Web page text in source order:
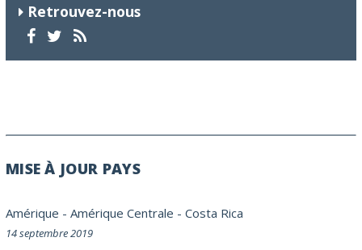
Retrouvez-nous
MISE À JOUR PAYS
Amérique - Amérique Centrale - Costa Rica
14 septembre 2019